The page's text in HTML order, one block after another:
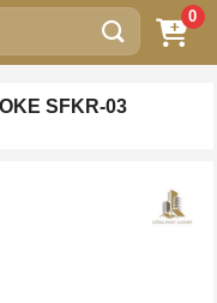
0
SFKR-03